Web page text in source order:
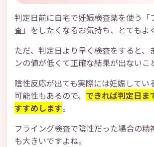
判定日前に自宅で妊娠検査薬を使う「
査」をしたくなるお気持ち、とてもよ
ただ、判定日より早く検査をすると、
ンの値が低くて正確な結果が出ないこ
陰性反応が出ても実際には妊娠してい
可能性もあるので、 できれば判定日ま
すすめします。
フライング検査で陰性だった場合の精
も大きいですよね。